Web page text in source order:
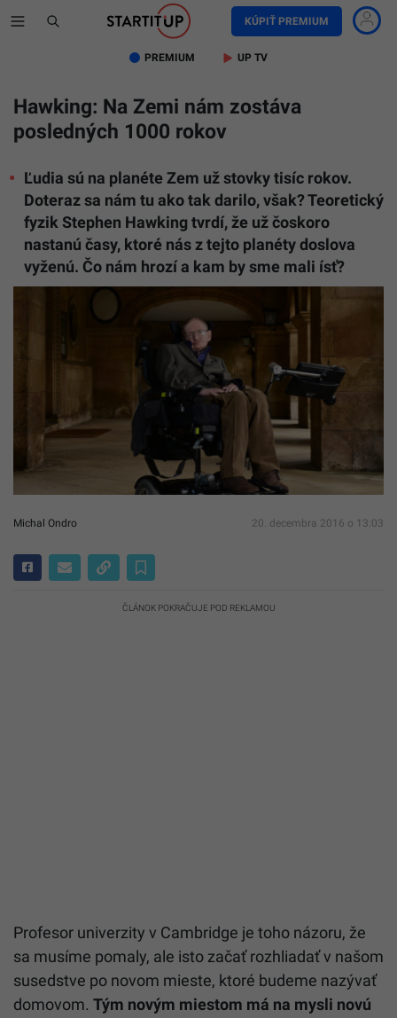
KÚPIŤ PREMIUM
PREMIUM UP TV
Hawking: Na Zemi nám zostáva
posledných 1000 rokov
Ľudia sú na planéte Zem už stovky tisíc rokov.
Doteraz sa nám tu ako tak darilo, však? Teoretický
fyzik Stephen Hawking tvrdí, že už čoskoro
nastanú časy, ktoré nás z tejto planéty doslova
vyženú. Čo nám hrozí a kam by sme mali ísť?
Michal Ondro 20. decembra 2016 o 13:03
ČLÁNOK POKRAČUJE POD REKLAMOU
Profesor univerzity v Cambridge je toho názoru, že
sa musíme pomaly, ale isto začať rozhliadať v našom
susedstve po novom mieste, ktoré budeme nazývať
domovom. Tým novým miestom má na mysli novú